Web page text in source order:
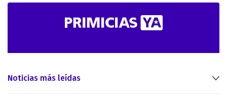
Noticias más leídas